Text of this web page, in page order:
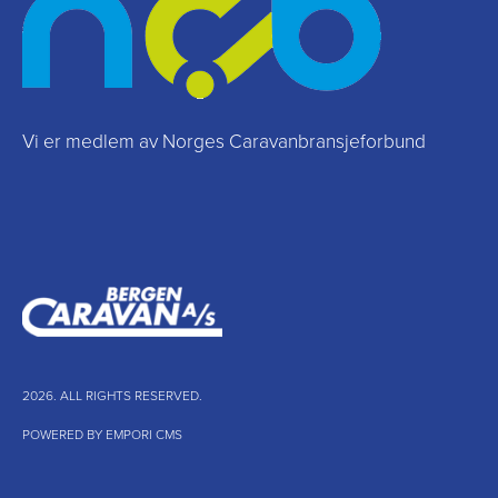
Vi er medlem av Norges Caravanbransjeforbund
2026. ALL RIGHTS RESERVED.
POWERED BY EMPORI CMS